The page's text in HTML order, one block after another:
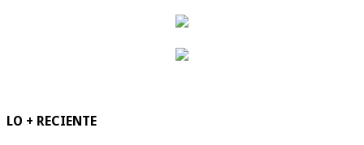
LO + RECIENTE